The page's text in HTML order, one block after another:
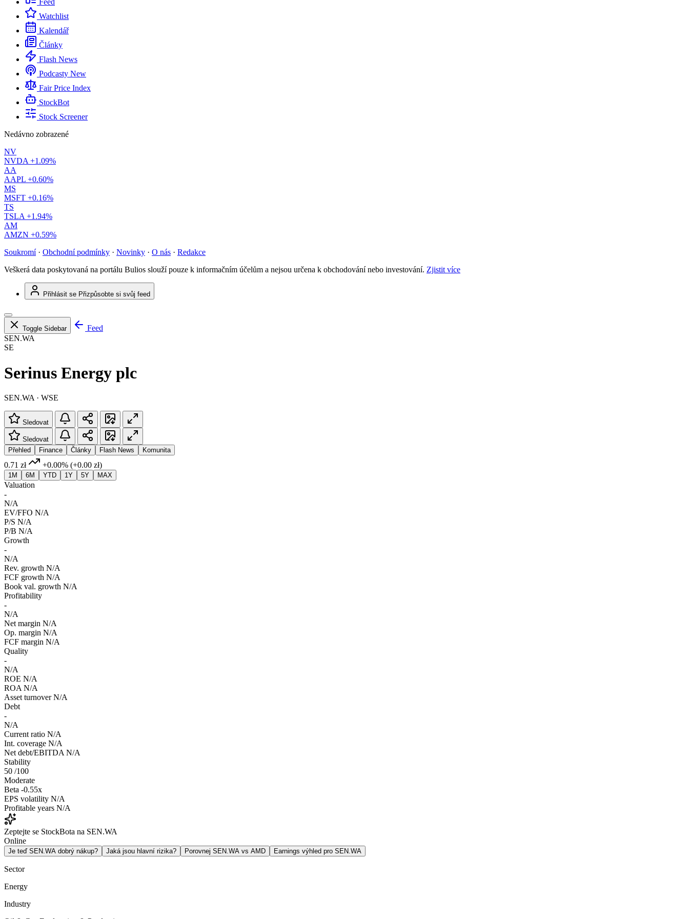
Feed
Watchlist
Kalendář
Články
Flash News
Podcasty New
Fair Price Index
StockBot
Stock Screener
Nedávno zobrazené
NV
NVDA +1.09%
AA
AAPL +0.60%
MS
MSFT +0.16%
TS
TSLA +1.94%
AM
AMZN +0.59%
Soukromí · Obchodní podmínky · Novinky · O nás · Redakce
Veškerá data poskytovaná na portálu Bulios slouží pouze k informačním účelům a nejsou určena k obchodování nebo investování. Zjistit více
Přihlásit se Přizpůsobte si svůj feed
Toggle Sidebar
Feed
SEN.WA
SE
Serinus Energy plc
SEN.WA · WSE
Sledovat
Sledovat
Přehled
Finance Články Flash News Komunita
0.71 zł +0.00% (+0.00 zł)
1M 6M YTD 1Y 5Y MAX
Valuation
-
N/A
EV/FFO N/A
P/S N/A
P/B N/A
Growth
-
N/A
Rev. growth N/A
FCF growth N/A
Book val. growth N/A
Profitability
-
N/A
Net margin N/A
Op. margin N/A
FCF margin N/A
Quality
-
N/A
ROE N/A
ROA N/A
Asset turnover N/A
Debt
-
N/A
Current ratio N/A
Int. coverage N/A
Net debt/EBITDA N/A
Stability
50 /100
Moderate
Beta -0.55x
EPS volatility N/A
Profitable years N/A
Zeptejte se StockBota na SEN.WA
Online
Je teď SEN.WA dobrý nákup? Jaká jsou hlavní rizika? Porovnej SEN.WA vs AMD Earnings výhled pro SEN.WA
Sector
Energy
Industry